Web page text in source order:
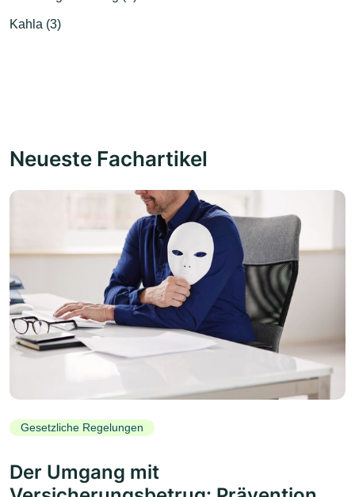
Kahla (3)
Neueste Fachartikel
Gesetzliche Regelungen
Der Umgang mit